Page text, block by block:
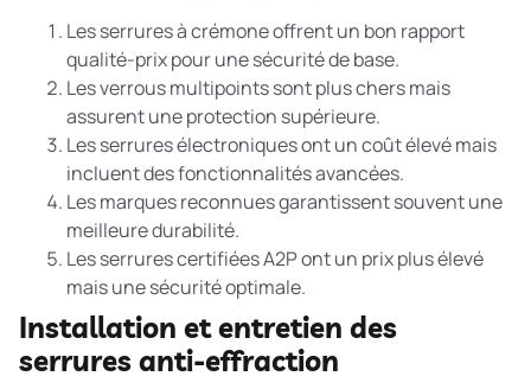
Les serrures à crémone offrent un bon rapport
qualité-prix pour une sécurité de base.
Les verrous multipoints sont plus chers mais
assurent une protection supérieure.
Les serrures électroniques ont un coût élevé mais
incluent des fonctionnalités avancées.
Les marques reconnues garantissent souvent une
meilleure durabilité.
Les serrures certifiées A2P ont un prix plus élevé
mais une sécurité optimale.
Installation et entretien des
serrures anti-effraction